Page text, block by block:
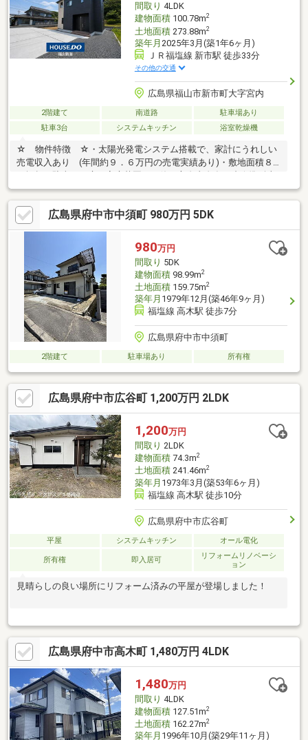
間取り 4LDK
建物面積100.78m2
土地面積273.88m2
築年月 2025年3月(築1年6ヶ月)
ＪＲ福塩線 新市駅 徒歩33分
その他の交通
広島県福山市新市町大字宮内
2階建て 南道路
駐車場あり
駐車3台
システムキッチン 浴室乾燥機
☆ 物件特徴 ☆・太陽光発電システム搭載で、家計にうれしい
売電収入あり (年間約９．６万円の売電実績あり)・敷地面積８
構造採用・カーポート付きで雨の日の乗り降りも快適・２０畳用
エアコン付きで、入居後すぐ快適生活・全居室収納＋ウォークイ
ンクローゼット＋シューズＩＣ付きで収納充実・食器洗い乾燥機
付きで毎日の家事負担も軽く・浴室乾燥暖房機付き、雨の日のお
洗濯にも便利・タッチキー採用で、荷物が多い日もスムーズに施
錠・開錠可能・複層ガラス・Ｌｏｗ－Ｅガラス採用で断熱性にも
配慮☆ 周辺環境 ☆・網引小学校：徒歩15分
広島県府中市中須町 980万円 5DK
980万円
間取り 5DK
建物面積98.99m2
土地面積159.75m2
築年月 1979年12月(築46年9ヶ月)
福塩線 高木駅 徒歩7分
広島県府中市中須町
2階建て 駐車場あり 所有権
広島県府中市広谷町 1,200万円 2LDK
1,200万円
間取り 2LDK
建物面積74.3m2
土地面積241.46m2
築年月 1973年3月(築53年6ヶ月)
福塩線 高木駅 徒歩10分
広島県府中市広谷町
平屋 システムキッチン オール電化
所有権 即入居可
リフォームリノベーシ
ョン
見晴らしの良い場所にリフォーム済みの平屋が登場しました！
広島県府中市高木町 1,480万円 4LDK
1,480万円
間取り 4LDK
建物面積127.51m2
土地面積162.27m2
築年月 1996年10月(築29年11ヶ月)